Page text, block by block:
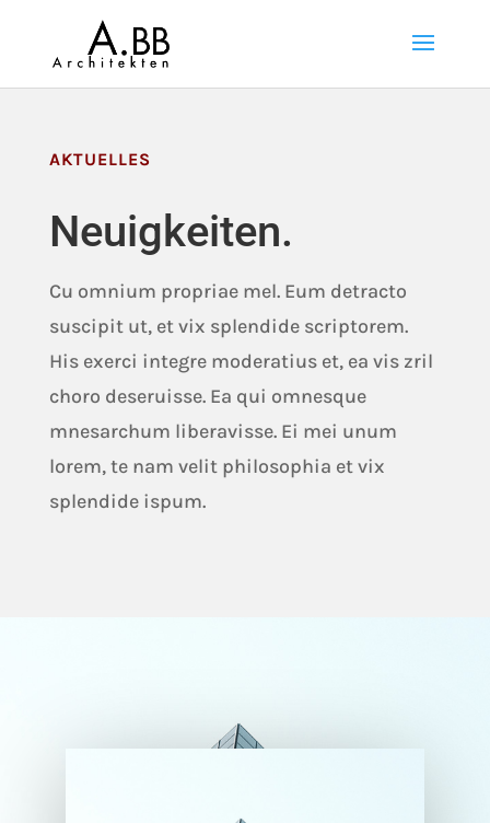
AKTUELLES
Neuigkeiten.
Cu omnium propriae mel. Eum detracto
suscipit ut, et vix splendide scriptorem.
His exerci integre moderatius et, ea vis zril
choro deseruisse. Ea qui omnesque
mnesarchum liberavisse. Ei mei unum
lorem, te nam velit philosophia et vix
splendide ispum.